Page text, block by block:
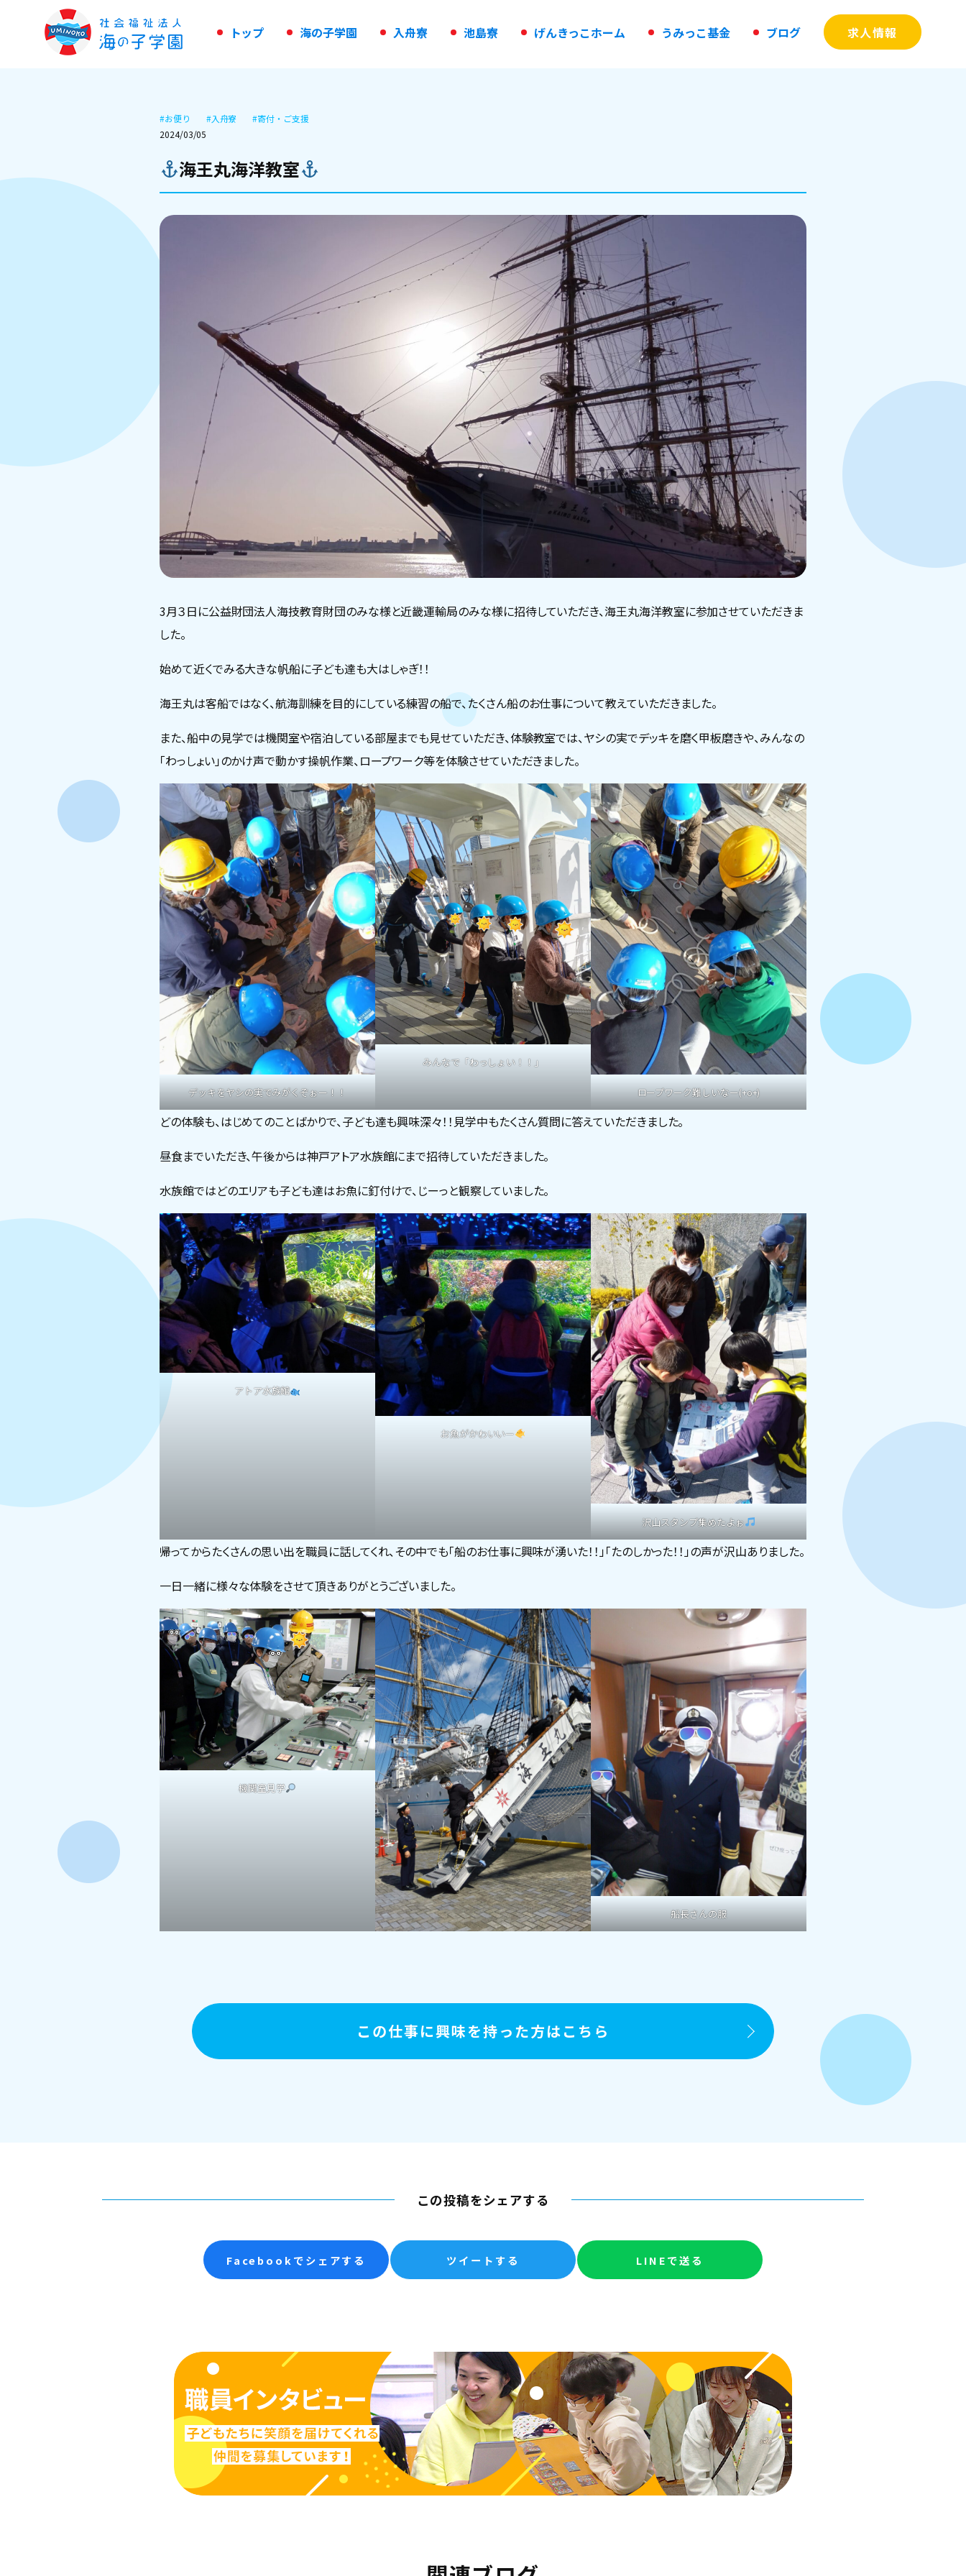
トップ 海の子学園 入舟寮 池島寮 げんきっこホーム うみっこ基金 ブログ 求人情報
#お便り #入舟寮 #寄付・ご支援
2024/03/05
海王丸海洋教室
3月３日に公益財団法人海技教育財団のみな様と近畿運輸局のみな様に招待していただき、海王丸海洋教室に参加させていただきま
した。
始めて近くでみる大きな帆船に子ども達も大はしゃぎ！！
海王丸は客船ではなく、航海訓練を目的にしている練習の船で、たくさん船のお仕事について教えていただきました。
また、船中の見学では機関室や宿泊している部屋までも見せていただき、体験教室では、ヤシの実でデッキを磨く甲板磨きや、みんなの
「わっしょい」のかけ声で動かす操帆作業、ロープワーク等を体験させていただきました。
デッキをヤシの実でみがくぞぉー！！
みんなで「わっしょい！！」
ロープワーク難しいなー(+o+)
どの体験も、はじめてのことばかりで、子ども達も興味深々！！見学中もたくさん質問に答えていただきました。
昼食までいただき、午後からは神戸アトア水族館にまで招待していただきました。
水族館ではどのエリアも子ども達はお魚に釘付けで、じーっと観察していました。
アトア水族館
お魚がかわいいー
沢山スタンプ集めたよぉ
帰ってからたくさんの思い出を職員に話してくれ、その中でも「船のお仕事に興味が湧いた！！」「たのしかった！！」の声が沢山ありました。
一日一緒に様々な体験をさせて頂きありがとうございました。
機関室見学
船長さんの服
この仕事に興味を持った方はこちら
この投稿をシェアする
Facebookでシェアする ツイートする LINEで送る